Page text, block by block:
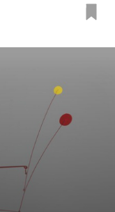
인데요. 바로 '크록